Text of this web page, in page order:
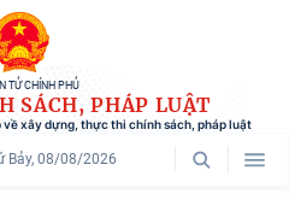
TỬ CHÍNH PHỦ
SÁCH, PHÁP LUẬT
về xây dựng, thực thi chính sách, pháp luật
Bảy, 08/08/2026